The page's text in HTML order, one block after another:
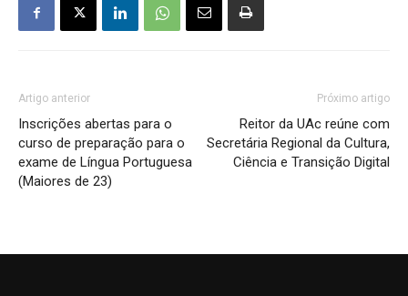
Artigo anterior
Inscrições abertas para o
curso de preparação para o
exame de Língua Portuguesa
(Maiores de 23)
Próximo artigo
Reitor da UAc reúne com
Secretária Regional da Cultura,
Ciência e Transição Digital